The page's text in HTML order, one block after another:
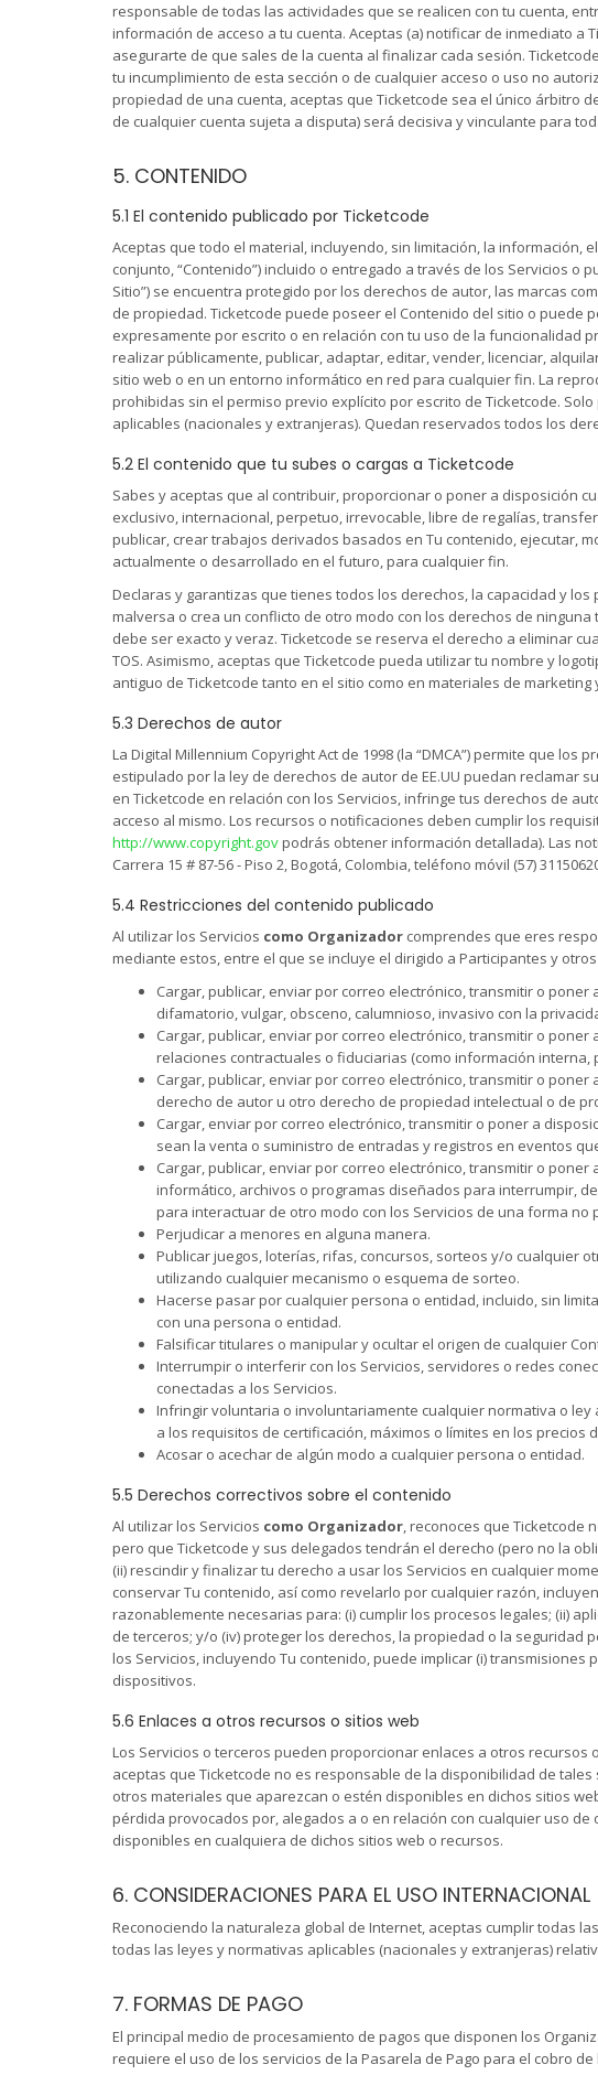
responsable de todas las actividades que se realicen con tu cuenta,
información de acceso a tu cuenta. Aceptas (a) notificar de inmediato
asegurarte de que sales de la cuenta al finalizar cada sesión.
tu incumplimiento de esta sección o de cualquier acceso o uso no
propiedad de una cuenta, aceptas que Ticketcode sea el único árbitro
de cualquier cuenta sujeta a disputa) será decisiva y vinculante para
5. CONTENIDO
5.1 El contenido publicado por Ticketcode
Aceptas que todo el material, incluyendo, sin limitación, la
conjunto, “Contenido”) incluido o entregado a través de los Servicios o
Sitio”) se encuentra protegido por los derechos de autor, las marcas
de propiedad. Ticketcode puede poseer el Contenido del sitio o puede
expresamente por escrito o en relación con tu uso de la funcionalidad
realizar públicamente, publicar, adaptar, editar, vender, licenciar,
sitio web o en un entorno informático en red para cualquier fin. La
prohibidas sin el permiso previo explícito por escrito de Ticketcode.
aplicables (nacionales y extranjeras). Quedan reservados todos los
5.2 El contenido que tu subes o cargas a Ticketcode
Sabes y aceptas que al contribuir, proporcionar o poner a disposición
exclusivo, internacional, perpetuo, irrevocable, libre de regalías,
publicar, crear trabajos derivados basados en Tu contenido, ejecutar,
actualmente o desarrollado en el futuro, para cualquier fin.
Declaras y garantizas que tienes todos los derechos, la capacidad y
malversa o crea un conflicto de otro modo con los derechos de
debe ser exacto y veraz. Ticketcode se reserva el derecho a eliminar
TOS. Asimismo, aceptas que Ticketcode pueda utilizar tu nombre y
antiguo de Ticketcode tanto en el sitio como en materiales de marketing
5.3 Derechos de autor
La Digital Millennium Copyright Act de 1998 (la “DMCA”) permite que
estipulado por la ley de derechos de autor de EE.UU puedan reclamar
en Ticketcode en relación con los Servicios, infringe tus derechos de
acceso al mismo. Los recursos o notificaciones deben cumplir los
http://www.copyright.govpodrás obtener información detallada). Las
Carrera 15 # 87-56 - Piso 2, Bogotá, Colombia, teléfono móvil (57)
5.4 Restricciones del contenido publicado
Al utilizar los Servicios como Organizador comprendes que eres
mediante estos, entre el que se incluye el dirigido a Participantes y
Cargar, publicar, enviar por correo electrónico, transmitir o
difamatorio, vulgar, obsceno, calumnioso, invasivo con la
Cargar, publicar, enviar por correo electrónico, transmitir o
relaciones contractuales o fiduciarias (como información
Cargar, publicar, enviar por correo electrónico, transmitir o
derecho de autor u otro derecho de propiedad intelectual o de
Cargar, enviar por correo electrónico, transmitir o poner a
sean la venta o suministro de entradas y registros en eventos
Cargar, publicar, enviar por correo electrónico, transmitir o
informático, archivos o programas diseñados para interrumpir,
para interactuar de otro modo con los Servicios de una forma
Perjudicar a menores en alguna manera.
Publicar juegos, loterías, rifas, concursos, sorteos y/o cualquier
utilizando cualquier mecanismo o esquema de sorteo.
Hacerse pasar por cualquier persona o entidad, incluido, sin
con una persona o entidad.
Falsificar titulares o manipular y ocultar el origen de cualquier
Interrumpir o interferir con los Servicios, servidores o redes
conectadas a los Servicios.
Infringir voluntaria o involuntariamente cualquier normativa o
a los requisitos de certificación, máximos o límites en los precios
Acosar o acechar de algún modo a cualquier persona o entidad.
5.5 Derechos correctivos sobre el contenido
Al utilizar los Servicios como Organizador, reconoces que Ticketcode
pero que Ticketcode y sus delegados tendrán el derecho (pero no la
(ii) rescindir y finalizar tu derecho a usar los Servicios en cualquier
conservar Tu contenido, así como revelarlo por cualquier razón,
razonablemente necesarias para: (i) cumplir los procesos legales; (ii)
de terceros; y/o (iv) proteger los derechos, la propiedad o la seguridad
los Servicios, incluyendo Tu contenido, puede implicar (i)
dispositivos.
5.6 Enlaces a otros recursos o sitios web
Los Servicios o terceros pueden proporcionar enlaces a otros
aceptas que Ticketcode no es responsable de la disponibilidad de
otros materiales que aparezcan o estén disponibles en dichos sitios
pérdida provocados por, alegados a o en relación con cualquier uso
disponibles en cualquiera de dichos sitios web o recursos.
6. CONSIDERACIONES PARA EL USO INTERNACIONAL
Reconociendo la naturaleza global de Internet, aceptas cumplir todas
todas las leyes y normativas aplicables (nacionales y extranjeras)
7. FORMAS DE PAGO
El principal medio de procesamiento de pagos que disponen los
requiere el uso de los servicios de la Pasarela de Pago para el cobro